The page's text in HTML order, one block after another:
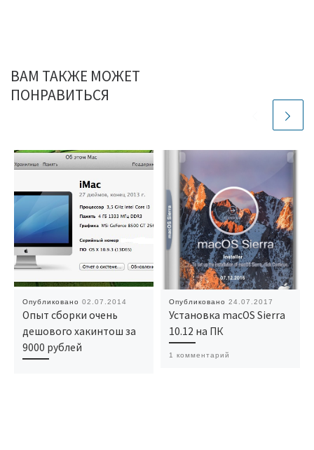
ВАМ ТАКЖЕ МОЖЕТ
ПОНРАВИТЬСЯ
Опубликовано 02.07.2014
Опыт сборки очень
дешового хакинтош за
9000 рублей
Опубликовано 24.07.2017
Установка macOS Sierra
10.12 на ПК
1 комментарий